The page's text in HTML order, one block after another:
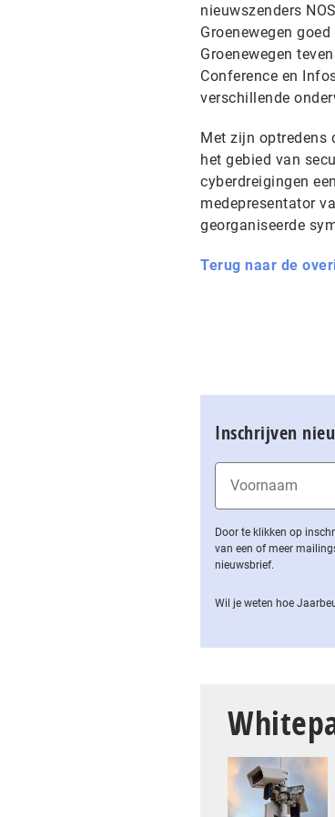
nieuwszenders
Groenewegen
Groenewegen
Conference en
verschillende
Met zijn optredens
het gebied van
cyberdreigingen
medepresentator
georganiseerde
Terug naar de
Inschrijven
Door te klikken op
van een of meer
nieuwsbrief.
Wil je weten hoe